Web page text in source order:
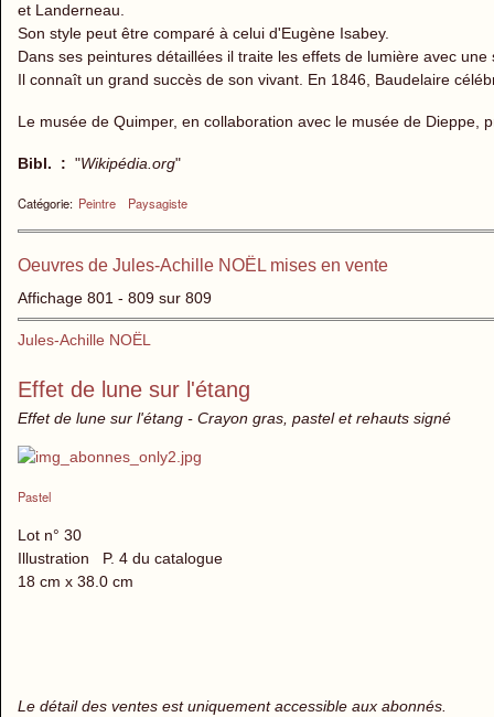
et Landerneau.
Son style peut être comparé à celui d'Eugène Isabey.
Dans ses peintures détaillées il traite les effets de lumière avec
Il connaît un grand succès de son vivant. En 1846, Baudelaire
Le musée de Quimper, en collaboration avec le musée de
Bibl. : "Wikipédia.org"
Catégorie: Peintre Paysagiste
Oeuvres de Jules-Achille NOËL mises en vente
Affichage 801 - 809 sur 809
Jules-Achille NOËL
Effet de lune sur l'étang
Effet de lune sur l'étang - Crayon gras, pastel et rehauts signé
Pastel
Lot n° 30
Illustration P. 4 du catalogue
18 cm x 38.0 cm
Le détail des ventes est uniquement accessible aux abonnés.